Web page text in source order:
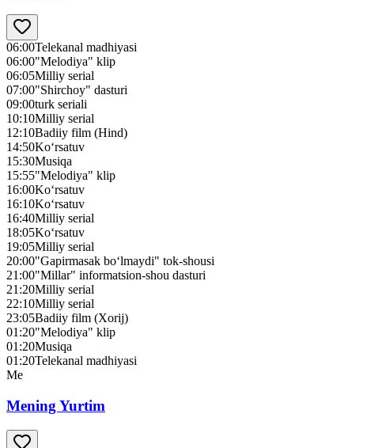
06:00Telekanal madhiyasi
06:00"Melodiya" klip
06:05Milliy serial
07:00"Shirchoy" dasturi
09:00turk seriali
10:10Milliy serial
12:10Badiiy film (Hind)
14:50Ko‘rsatuv
15:30Musiqa
15:55"Melodiya" klip
16:00Ko‘rsatuv
16:10Ko‘rsatuv
16:40Milliy serial
18:05Ko‘rsatuv
19:05Milliy serial
20:00"Gapirmasak bo‘lmaydi" tok-shousi
21:00"Millar" informatsion-shou dasturi
21:20Milliy serial
22:10Milliy serial
23:05Badiiy film (Xorij)
01:20"Melodiya" klip
01:20Musiqa
01:20Telekanal madhiyasi
Me
Mening Yurtim